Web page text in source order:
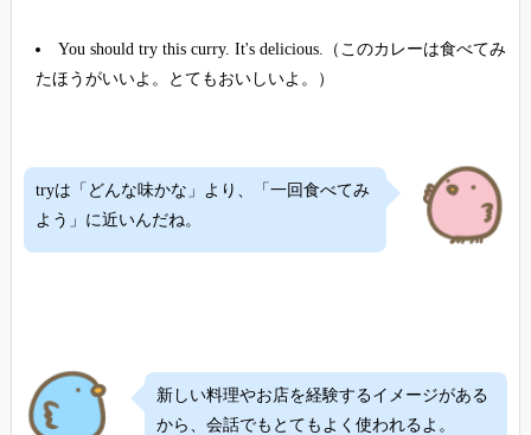
You should try this curry. It's delicious.（このカレーは食べてみ
たほうがいいよ。とてもおいしいよ。）
tryは「どんな味かな」より、「一回食べてみ
よう」に近いんだね。
新しい料理やお店を経験するイメージがある
から、会話でもとてもよく使われるよ。